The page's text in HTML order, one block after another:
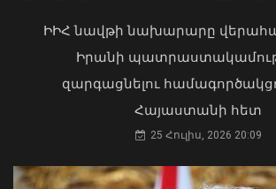
03 Օգոստոս, 2026 13:13
ԻԻՀ նավթի նախարարը
Իրանի
զարգացնելու
Հայաստանի հետ
25 Հուլիս, 2026 20:09